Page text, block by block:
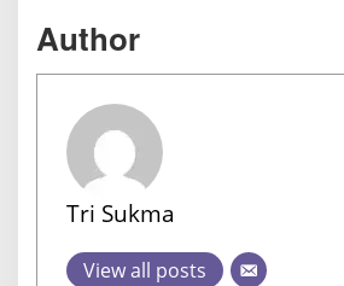
Author
Tri Sukma
View all posts